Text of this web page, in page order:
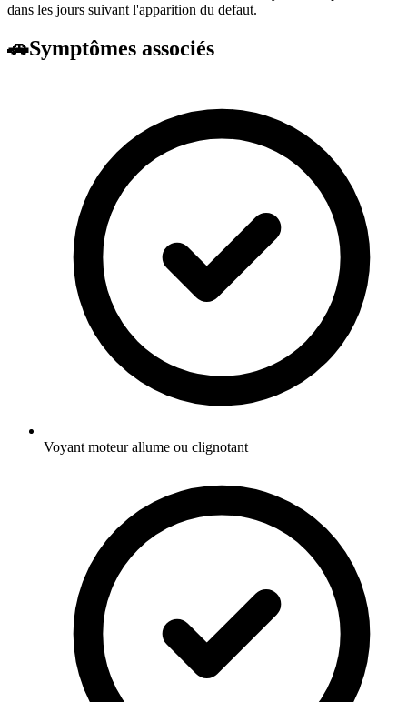
dans les jours suivant l'apparition du defaut.
🚗Symptômes associés
Voyant moteur allume ou clignotant